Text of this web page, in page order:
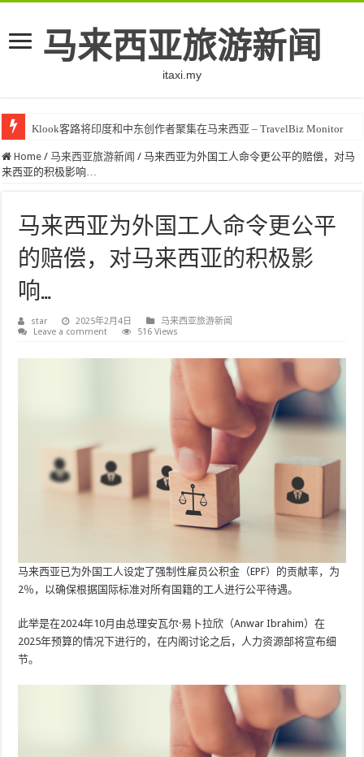
马来西亚旅游新闻
itaxi.my
Klook客路将印度和中东创作者聚集在马来西亚 – TravelBiz Monitor
Home / 马来西亚旅游新闻 / 马来西亚为外国工人命令更公平的赔偿，对马
来西亚的积极影响…
马来西亚为外国工人命令更公平
的赔偿，对马来西亚的积极影
响…
star 2025年2月4日
马来西亚旅游新闻
Leave a comment
516 Views
马来西亚已为外国工人设定了强制性雇员公积金（EPF）的贡献率，为
2％，以确保根据国际标准对所有国籍的工人进行公平待遇。
此举是在2024年10月由总理安瓦尔·易卜拉欣（Anwar Ibrahim）在
2025年预算的情况下进行的，在内阁讨论之后，人力资源部将宣布细
节。